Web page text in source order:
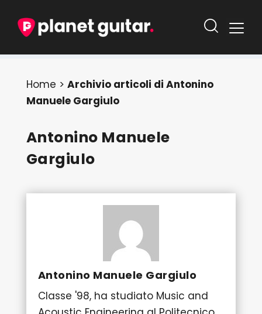
Home > Archivio articoli di Antonino
Manuele Gargiulo
Antonino Manuele
Gargiulo
Antonino Manuele Gargiulo
Classe '98, ha studiato Music and